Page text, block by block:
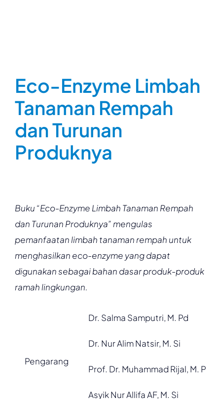
Eco-Enzyme Limbah
Tanaman Rempah
dan Turunan
Produknya
Buku “Eco-Enzyme Limbah Tanaman Rempah
dan Turunan Produknya” mengulas
pemanfaatan limbah tanaman rempah untuk
menghasilkan eco-enzyme yang dapat
digunakan sebagai bahan dasar produk-produk
ramah lingkungan.
Pengarang
Dr. Salma Samputri, M. Pd
Dr. Nur Alim Natsir, M. Si
Prof. Dr. Muhammad Rijal, M. Pd
Asyik Nur Allifa AF, M. Si